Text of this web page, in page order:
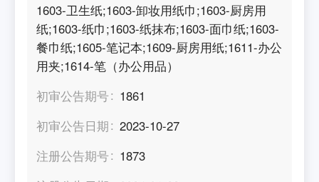
1603-卫生纸;1603-卸妆用纸巾;1603-厨房用
纸;1603-纸巾;1603-纸抹布;1603-面巾纸;1603-
餐巾纸;1605-笔记本;1609-厨房用纸;1611-办公
用夹;1614-笔（办公用品）
初审公告期号
1861
初审公告日期
2023-10-27
注册公告期号
1873